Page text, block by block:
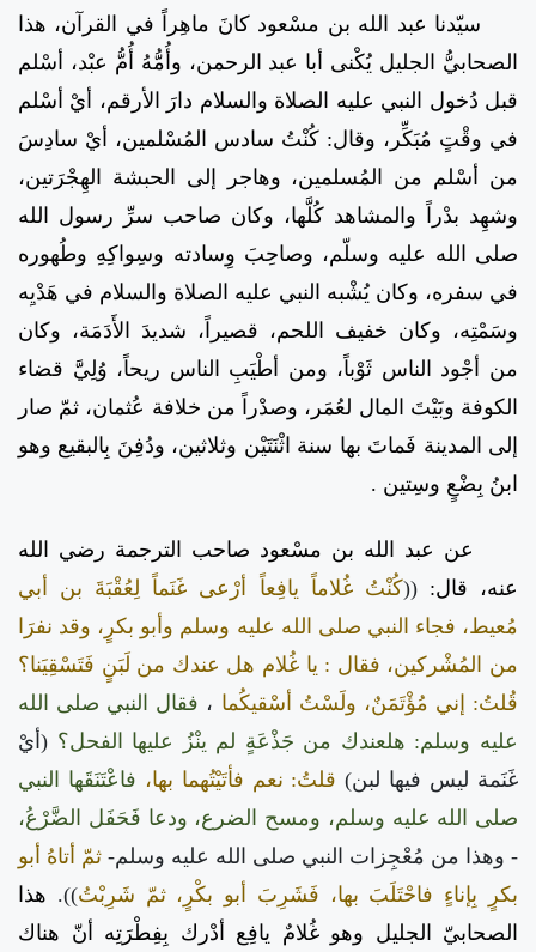
سيّدنا عبد الله بن مسْعود كانَ ماهِراً في القرآن، هذا
الصحابيُّ الجليل يُكْنى أبا عبد الرحمن، وأُمُّهُ أُمُّ عبْد، أسْلم
قبل دُخول النبي عليه الصلاة والسلام دارَ الأرقم، أيْ أسْلم
في وقْتٍ مُبَكِّر، وقال: كُنْتُ سادس المُسْلمين، أيْ سادِسَ
من أسْلم من المُسلمين، وهاجر إلى الحبشة الهِجْرَتين،
وشهِد بدْراً والمشاهد كُلَّها، وكان صاحب سرِّ رسول الله
صلى الله عليه وسلّم، وصاحِبَ وِسادته وسِواكِهِ وطُهوره
في سفره، وكان يُشْبه النبي عليه الصلاة والسلام في هَدْيِه
وسَمْتِه، وكان خفيف اللحم، قصيراً، شديدَ الأَدَمَة، وكان
من أجْود الناس ثَوْباً، ومن أطْيَبِ الناس ريحاً، وُلِيَّ قضاء
الكوفة وبَيْتَ المال لعُمَر، وصدْراً من خلافة عُثمان، ثمّ صار
إلى المدينة فَماتَ بها سنة اثْنَتَيْن وثلاثين، ودُفِنَ بِالبقيع وهو
ابنُ بِضْعٍ وسِتين .
عن عبد الله بن مسْعود صاحب الترجمة رضي الله
عنه، قال: ((كُنْتُ غُلاماً يافِعاً أرْعى غَنَماً لِعُقْبَةَ بن أبي
مُعيط، فجاء النبي صلى الله عليه وسلم وأبو بكرٍ، وقد نفرَا
من المُشْركين، فقال : يا غُلام هل عندك من لَبَنٍ فَتَسْقِيَنا؟
قُلتُ: إني مُؤْتَمَنٌ، ولَسْتُ أسْقيكُما ، فقال النبي صلى الله
عليه وسلم: هلعندك من جَذْعَةٍ لم ينْزُ عليها الفحل؟ (أيْ
غَنَمة ليس فيها لبن) قلتُ: نعم فأتَيْتُهما بها، فاعْتَنَقَها النبي
صلى الله عليه وسلم، ومسح الضرع، ودعا فَحَفَل الضَّرْعُ،
- وهذا من مُعْجِزات النبي صلى الله عليه وسلم- ثمّ أتاهُ أبو
بكرٍ بِإناءٍ فاحْتَلَبَ بها، فَشَرِبَ أبو بكْرٍ، ثمّ شَرِبْتُ)). هذا
الصحابيّ الجليل وهو غُلامٌ يافِع أدْرك بِفِطْرَتِه أنّ هناك